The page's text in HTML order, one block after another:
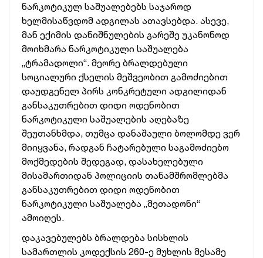
ნარკოტიკულ საშუალებებს საჯაროდ
ხელმისაწვდომ ადგილას ათავსებდა. ასევე,
მან ექიმის დანიშნულების გარეშე უკანონოდ
მოიხმარა ნარკოტიკული საშუალება
„ტრამადოლი“. მეორე ბრალდებული
სოციალური ქსელის მეშვეობით გამოძიებით
დაუდგენელ პირს კონკრეტული ადგილიდან
განსაკუთრებით დიდი ოდენობით
ნარკოტიკული საშუალების აღებაზე
შეუთანხმდა, თუმცა დანაშაული ბოლომდე ვერ
მიიყვანა, რადგან ჩატარებული საგამოძიებო
მოქმედების შედეგად, დასახელებული
მისამართიდან პოლიციის თანამშრომლებმა
განსაკუთრებით დიდი ოდენობით
ნარკოტიკული საშუალება „მეთადონი“
ამოიღეს.
დაკავებულებს ბრალდება სისხლის
სამართლის კოდექსის 260-ე მუხლის მესამე